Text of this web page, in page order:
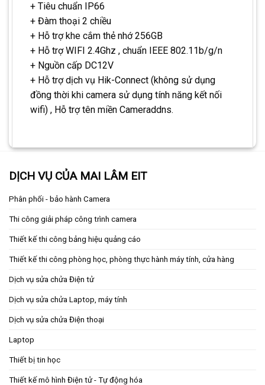
+ Tiêu chuẩn IP66
+ Đàm thoại 2 chiều
+ Hỗ trợ khe cắm thẻ nhớ 256GB
+ Hỗ trợ WIFI 2.4Ghz , chuẩn IEEE 802.11b/g/n
+ Nguồn cấp DC12V
+ Hỗ trợ dịch vụ Hik-Connect (không sử dụng
đồng thời khi camera sử dụng tính năng kết nối
wifi) , Hỗ trợ tên miền Cameraddns.
DỊCH VỤ CỦA MAI LÂM EIT
Phân phối - bảo hành Camera
Thi công giải pháp công trình camera
Thiết kế thi công bảng hiệu quảng cáo
Thiết kế thi công phòng học, phòng thực hành máy tính, cửa hàng
Dịch vụ sửa chửa Điện tử
Dịch vụ sửa chửa Laptop, máy tính
Dịch vụ sửa chửa Điện thoại
Laptop
Thiết bị tin học
Thiết kế mô hình Điện tử - Tự động hóa